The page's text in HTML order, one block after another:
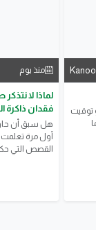
توقيت
منذ يوم
لماذا لا
فقدان ذاكرة
هل سبق أن
أول مرة
القصص التي